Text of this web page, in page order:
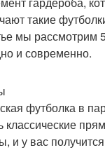
такие
мы рассмотрим
и современно.
футболка в
и у вас